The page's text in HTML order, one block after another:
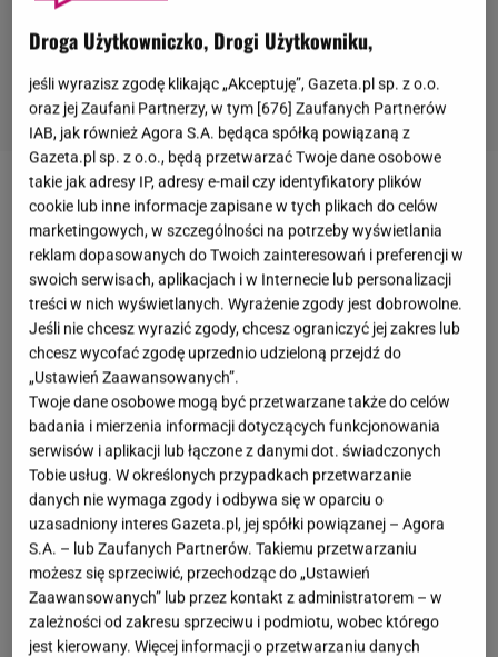
Nowe wieści na temat "Familiady" - szykują sie
zmiany.
TVP ogłosiła datę zakończenia bieżącego sezonu
Po emisji finałowego odcinka widzowie zobaczą
powtórki.
Familiada" od lat pozostaje jednym z najbardziej
rozpoznawalnych teleturniejów w polskiej telewizji.
Program, który zadebiutował jesienią 1994 roku,
niezmiennie prowadziKarol Strasburger. W ostatnim
czasie format przeszedł jednak sporą metamorfozę.
Zmieniło się studio, scenografia, a także część
zasad gry. Produkcja zyskała nową oprawę, a twórcy
postawili na odświeżenie formuły, zachowując
Droga Użytkowniczko, Drogi Użytkowniku,
jeśli wyrazisz zgodę klikając „Akceptuję”, Gazeta.pl sp. z o.o.
oraz jej Zaufani Partnerzy, w tym [676] Zaufanych Partnerów
IAB, jak również Agora S.A. będąca spółką powiązaną z
Gazeta.pl sp. z o.o., będą przetwarzać Twoje dane osobowe
takie jak adresy IP, adresy e-mail czy identyfikatory plików
cookie lub inne informacje zapisane w tych plikach do celów
marketingowych, w szczególności na potrzeby wyświetlania
reklam dopasowanych do Twoich zainteresowań i preferencji w
swoich serwisach, aplikacjach i w Internecie lub personalizacji
treści w nich wyświetlanych. Wyrażenie zgody jest dobrowolne.
Jeśli nie chcesz wyrazić zgody, chcesz ograniczyć jej zakres lub
chcesz wycofać zgodę uprzednio udzieloną przejdź do
„Ustawień Zaawansowanych”.
Twoje dane osobowe mogą być przetwarzane także do celów
badania i mierzenia informacji dotyczących funkcjonowania
serwisów i aplikacji lub łączone z danymi dot. świadczonych
Tobie usług. W określonych przypadkach przetwarzanie
danych nie wymaga zgody i odbywa się w oparciu o
uzasadniony interes Gazeta.pl, jej spółki powiązanej – Agora
S.A. – lub Zaufanych Partnerów. Takiemu przetwarzaniu
możesz się sprzeciwić, przechodząc do „Ustawień
Zaawansowanych” lub przez kontakt z administratorem – w
zależności od zakresu sprzeciwu i podmiotu, wobec którego
jest kierowany. Więcej informacji o przetwarzaniu danych